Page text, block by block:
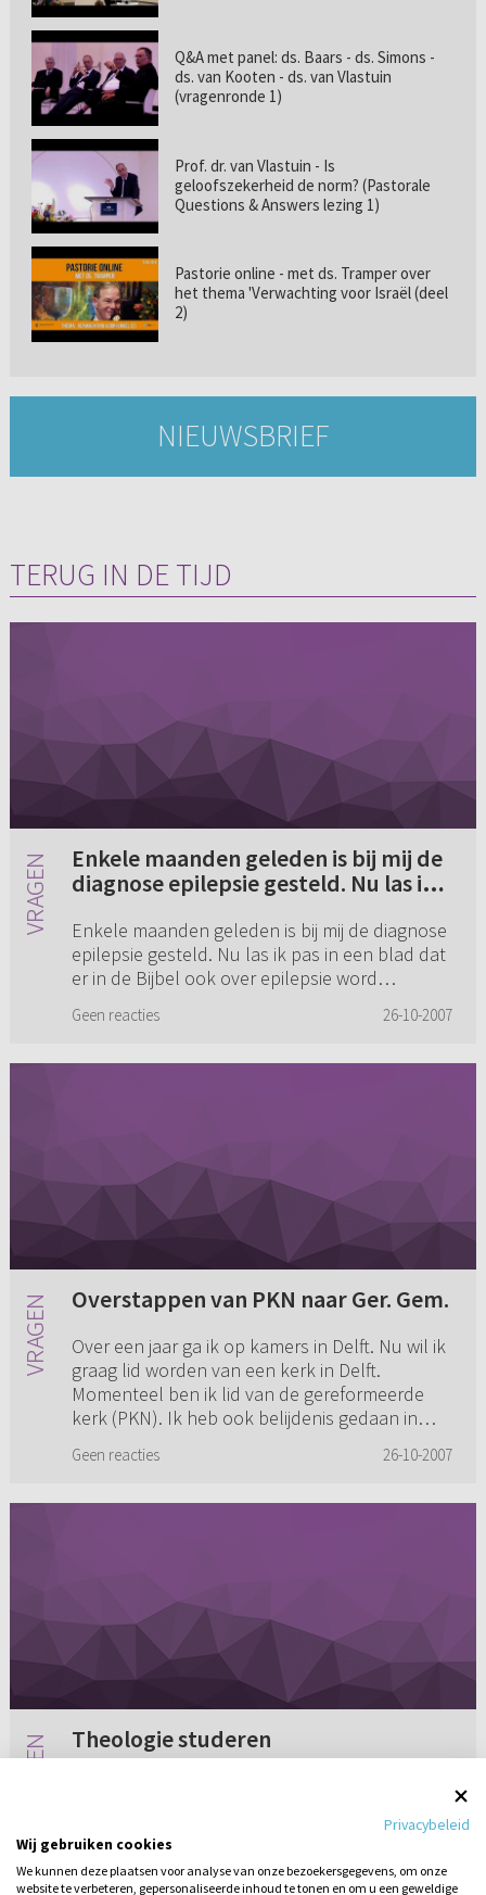
Q&A met panel: ds. Baars - ds. Simons -
ds. van Kooten - ds. van Vlastuin
(vragenronde 1)
Prof. dr. van Vlastuin - Is
geloofszekerheid de norm? (Pastorale
Questions & Answers lezing 1)
Pastorie online - met ds. Tramper over
het thema 'Verwachting voor Israël (deel
2)
NIEUWSBRIEF
TERUG IN DE TIJD
Enkele maanden geleden is bij mij de
diagnose epilepsie gesteld. Nu las ik
over epilepsie word gesproken. Ja,
dat er zelfs iemand was met
epilepsie. Kunt u mij hier meer
duidelijkheid over geven?
Enkele maanden geleden is bij mij de diagnose
epilepsie gesteld. Nu las ik pas in een blad dat
er in de Bijbel ook over epilepsie word
epilepsie. Kunt u mij ...
Geen reacties 26-10-2007
Overstappen van PKN naar Ger. Gem.
Over een jaar ga ik op kamers in Delft. Nu wil ik
graag lid worden van een kerk in Delft.
Momenteel ben ik lid van de gereformeerde
kerk (PKN). Ik heb ook belijdenis gedaan in
Geen reacties 26-10-2007
Theologie studeren
Grieks, Hebreeuws en Latijn. Hoe kan ik daar
achter komen? Ik ben een HBO'er met een
propedeuse. Ik weet nie...
Privacybeleid
Wij gebruiken cookies
We kunnen deze plaatsen voor analyse van onze bezoekersgegevens, om onze
website te verbeteren, gepersonaliseerde inhoud te tonen en om u een geweldige